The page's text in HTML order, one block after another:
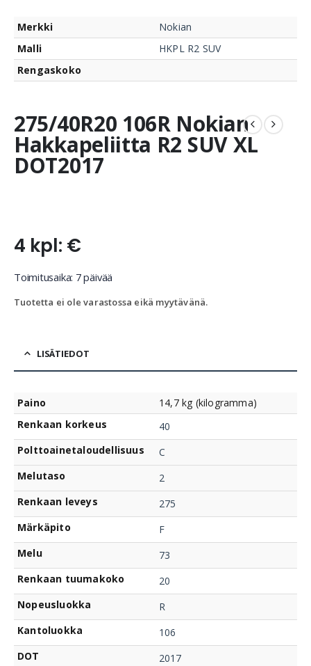
Merkki
Nokian
Malli
HKPL R2 SUV
Rengaskoko
275/40R20 106R Nokian
Hakkapeliitta R2 SUV XL
DOT2017
4 kpl: €
Toimitusaika: 7 päivää
Tuotetta ei ole varastossa eikä myytävänä.
LISÄTIEDOT
Paino
14,7 kg (kilogramma)
Renkaan korkeus
40
Polttoainetaloudellisuus
C
Melutaso
2
Renkaan leveys
275
Märkäpito
F
Melu
73
Renkaan tuumakoko
20
Nopeusluokka
R
Kantoluokka
106
DOT
2017